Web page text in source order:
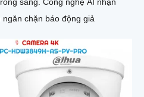
chặn báo động giả